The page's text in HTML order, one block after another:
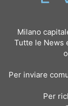
Milano
Tutte le News
Per inviare
Per